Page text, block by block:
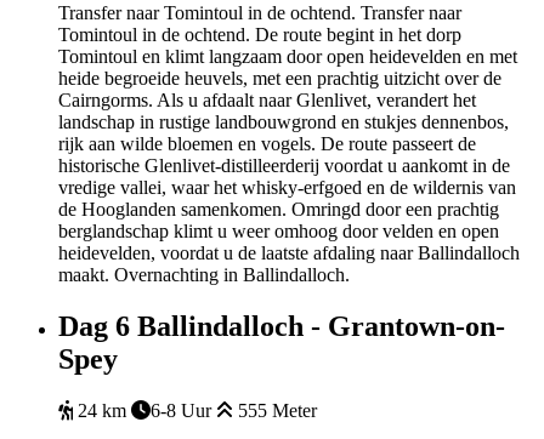
Transfer naar Tomintoul in de ochtend. Transfer naar
Tomintoul in de ochtend. De route begint in het dorp
Tomintoul en klimt langzaam door open heidevelden en met
heide begroeide heuvels, met een prachtig uitzicht over de
Cairngorms. Als u afdaalt naar Glenlivet, verandert het
landschap in rustige landbouwgrond en stukjes dennenbos,
rijk aan wilde bloemen en vogels. De route passeert de
historische Glenlivet-distilleerderij voordat u aankomt in de
vredige vallei, waar het whisky-erfgoed en de wildernis van
de Hooglanden samenkomen. Omringd door een prachtig
berglandschap klimt u weer omhoog door velden en open
heidevelden, voordat u de laatste afdaling naar Ballindalloch
maakt. Overnachting in Ballindalloch.
Dag 6 Ballindalloch - Grantown-on-
Spey
24 km 6-8 Uur
555 Meter